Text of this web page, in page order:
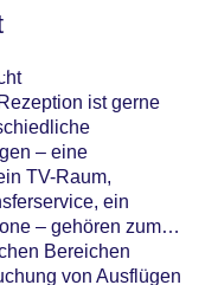
ist gerne
– eine
TV-Raum,
ein
– gehören zum
Bereichen
von Ausflügen